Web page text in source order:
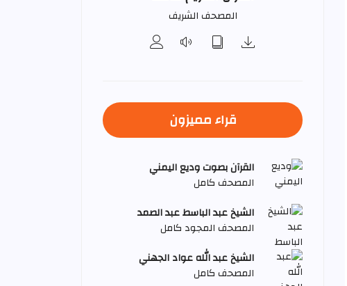
المصحف الشريف
قراء مميزون
القرآن بصوت وديع اليمني
المصحف كامل
الشيخ عبد الباسط عبد الصمد
المصحف المجود كامل
الشيخ عبد الله عواد الجهني
المصحف كامل